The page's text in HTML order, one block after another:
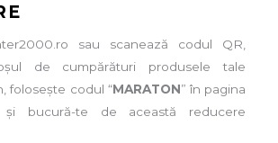
sau scanează codul QR,
de cumpărături produsele tale
folosește codul “MARATON” în pagina
bucură-te de această reducere